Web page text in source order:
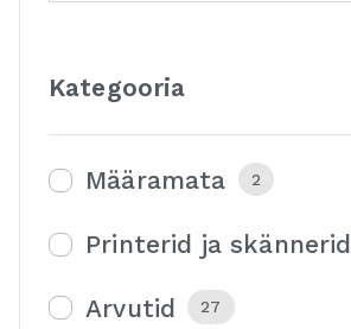
Kategooria
Määramata 2
Printerid ja skännerid
Arvutid 27